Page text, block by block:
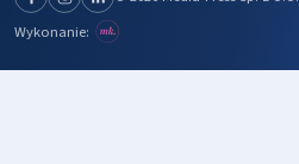
Wykonanie: